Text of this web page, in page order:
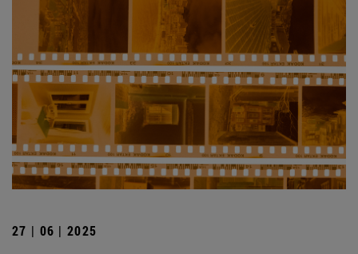
27 | 06 | 2025